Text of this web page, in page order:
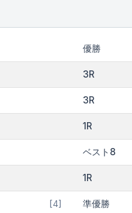
優勝
3R
3R
1R
ベスト8
1R
[4] 準優勝